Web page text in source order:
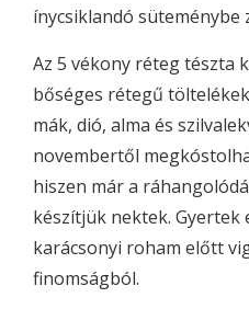
ínycsiklandó süteménybe
Az 5 vékony réteg tészta
bőséges rétegű
mák, dió, alma és
novembertől
hiszen már a
készítjük nektek. Gyertek
karácsonyi roham előtt
finomságból.